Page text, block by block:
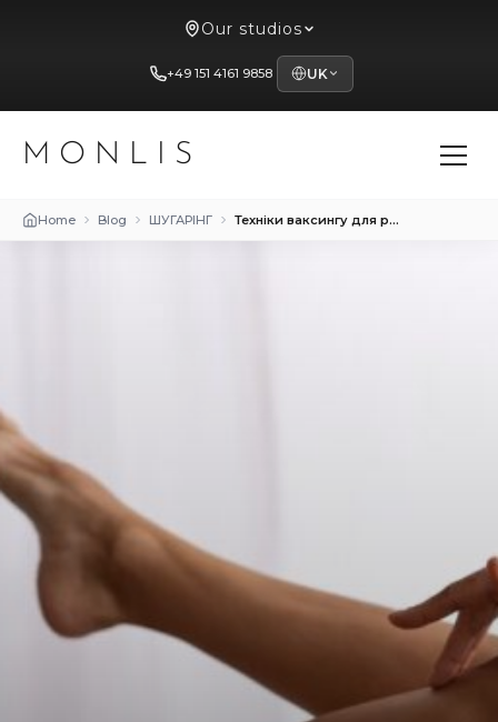
Our studios
+49 151 4161 9858 UK
MONLIS
Home Blog ШУГАРІНГ Техніки ваксингу для різних ділянок тіла